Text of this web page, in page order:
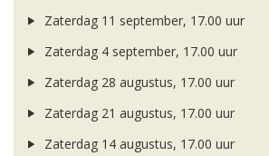
Zaterdag 11 september, 17.00 uur
Zaterdag 4 september, 17.00 uur
Zaterdag 28 augustus, 17.00 uur
Zaterdag 21 augustus, 17.00 uur
Zaterdag 14 augustus, 17.00 uur